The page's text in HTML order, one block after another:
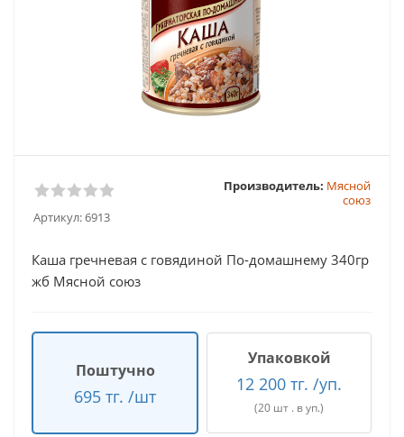
Артикул:6913
Производитель: Мясной
союз
Каша гречневая с говядиной По-домашнему 340гр
жб Мясной союз
Поштучно
695 тг. /шт
Упаковкой
12 200 тг. /уп.
(20 шт . в уп.)